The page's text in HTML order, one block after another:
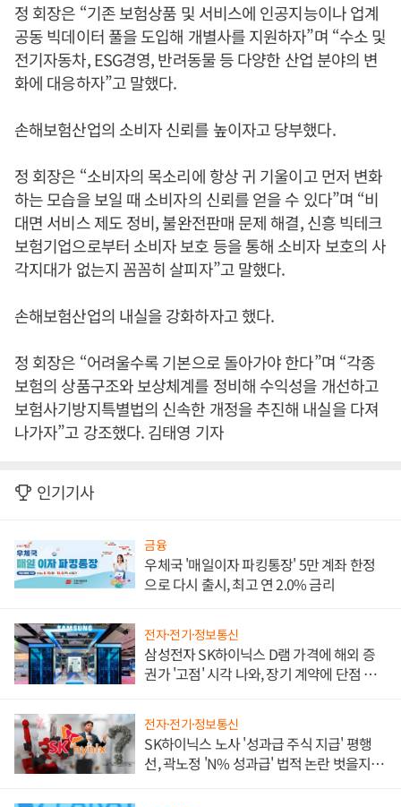
정 회장은 “기존 보험상품 및 서비스에 인공지능이나 업계
공동 빅데이터 풀을 도입해 개별사를 지원하자”며 “수소 및
전기자동차, ESG경영, 반려동물 등 다양한 산업 분야의 변
화에 대응하자”고 말했다.
손해보험산업의 소비자 신뢰를 높이자고 당부했다.
정 회장은 “소비자의 목소리에 항상 귀 기울이고 먼저 변화
하는 모습을 보일 때 소비자의 신뢰를 얻을 수 있다”며 “비
대면 서비스 제도 정비, 불완전판매 문제 해결, 신흥 빅테크
보험기업으로부터 소비자 보호 등을 통해 소비자 보호의 사
각지대가 없는지 꼼꼼히 살피자”고 말했다.
손해보험산업의 내실을 강화하자고 했다.
정 회장은 “어려울수록 기본으로 돌아가야 한다”며 “각종
보험의 상품구조와 보상체계를 정비해 수익성을 개선하고
보험사기방지특별법의 신속한 개정을 추진해 내실을 다져
나가자”고 강조했다. 김태영 기자
인기기사
금융
우체국 '매일이자 파킹통장' 5만 계좌 한정
으로 다시 출시, 최고 연 2.0% 금리
전자·전기·정보통신
삼성전자 SK하이닉스 D램 가격에 해외 증
권가 '고점' 시각 나와, 장기 계약에 단점 부
전자·전기·정보통신
SK하이닉스 노사 '성과급 주식 지급' 평행
선, 곽노정 'N% 성과급' 법적 논란 벗을지 주